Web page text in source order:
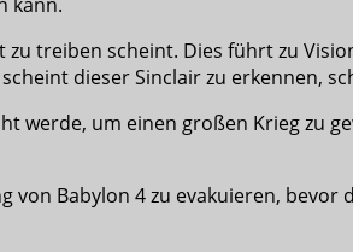
treiben scheint. Dies führt zu
dieser Sinclair zu erkennen,
werde, um einen großen Krieg zu
von Babylon 4 zu evakuieren,